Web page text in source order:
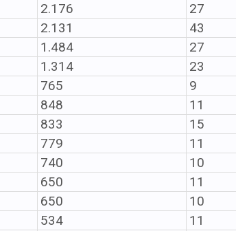
2.176
27
2.131
43
1.484
27
1.314
23
765
9
848
11
833
15
779
11
740
10
650
11
650
10
534
11